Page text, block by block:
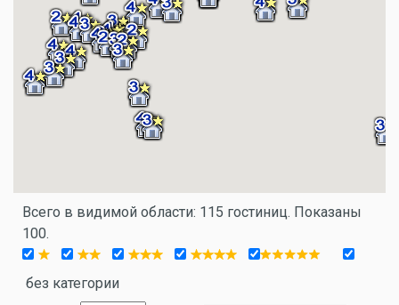
Всего в видимой области: 115 гостиниц. Показаны
100.
без категории